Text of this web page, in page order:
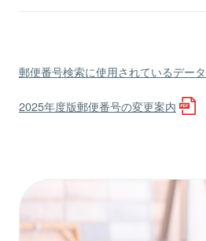
郵便番号検索に使用されているデー
2025年度版郵便番号の変更案内